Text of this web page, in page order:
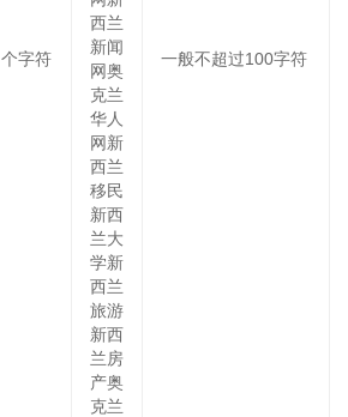
个字符
西兰
新闻
网奥
克兰
华人
网新
西兰
移民
新西
兰大
学新
西兰
旅游
新西
兰房
产奥
克兰
一般不超过100字符